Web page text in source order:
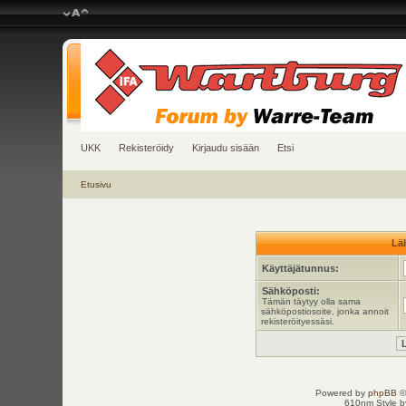
UKK Rekisteröidy Kirjaudu sisään Etsi
Etusivu
Käyttäjätunnus:
Sähköposti:
Tämän täytyy olla sama
sähköpostiosoite, jonka annoit
rekisteröityessäsi.
Powered by phpBB
610nm Style